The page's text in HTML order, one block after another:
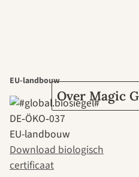
leidt
Over Magic
EU-landbouw
DE‑ÖKO‑037
EU-landbouw
Download biologisch
certificaat